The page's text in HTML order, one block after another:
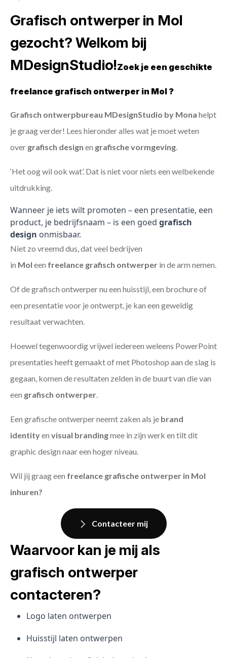
Grafisch ontwerper in Mol
gezocht? Welkom bij
MDesignStudio!Zoek je een geschikte
freelance grafisch ontwerper in Mol ?
Grafisch ontwerpbureau MDesignStudio by Mona helpt
je graag verder! Lees hieronder alles wat je moet weten
over grafisch design en grafische vormgeving
‘Het oog wil ook wat’. Dat is niet voor niets een welbekende
uitdrukking.
Wanneer je iets wilt promoten – een presentatie, een
product, je bedrijfsnaam – is een goed grafisch
design onmisbaar.
Niet zo vreemd dus, dat veel bedrijven
in Mol een freelance grafisch ontwerper in de arm nemen.
Of de grafisch ontwerper nu een huisstijl, een brochure of
een presentatie voor je ontwerpt, je kan een geweldig
resultaat verwachten.
Hoewel tegenwoordig vrijwel iedereen weleens PowerPoint
presentaties heeft gemaakt of met Photoshop aan de slag is
gegaan, komen de resultaten zelden in de buurt van die van
een grafisch ontwerper
Een grafische ontwerper neemt zaken als je brand
identityen visual brandingmee in zijn werk en tilt dit
graphic design naar een hoger niveau.
Wil jij graag een freelance grafische ontwerper in Mol
inhuren?
Contacteer mij
Waarvoor kan je mij als
grafisch ontwerper
contacteren?
Logo laten ontwerpen
Huisstijl laten ontwerpen